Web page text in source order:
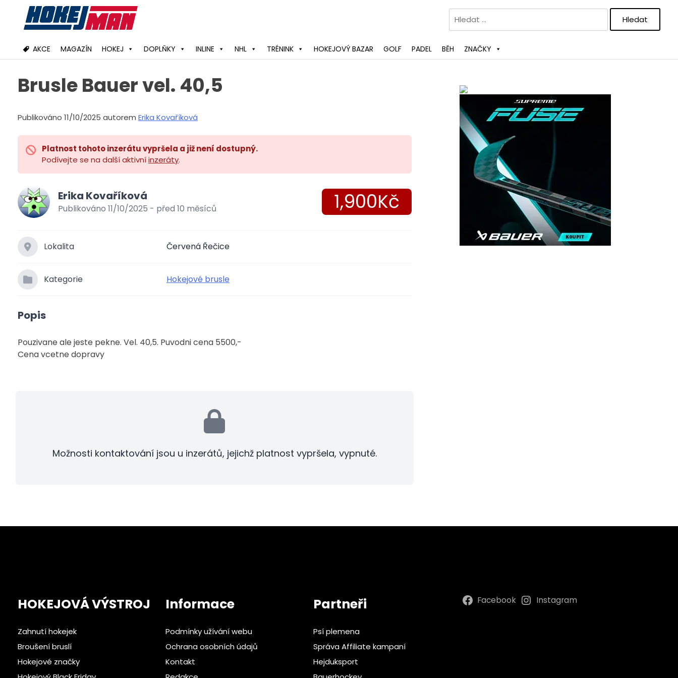
content
Vyhledávání
AKCE MAGAZÍN HOKEJ DOPLŇKY INLINE NHL TRÉNINK HOKEJOVÝ BAZAR GOLF PADEL BĚH ZNAČKY
Brusle Bauer vel. 40,5
Publikováno 11/10/2025 autorem Erika Kovaříková
Platnost tohoto inzerátu vypršela a již není dostupný.
Podívejte se na další aktivníinzeráty.
Erika Kovaříková
Publikováno 11/10/2025 - před 10 měsíců 1,900Kč
Lokalita Červená Řečice
Kategorie Hokejové brusle
Popis
Pouzivane ale jeste pekne. Vel. 40,5. Puvodni cena 5500,-
Cena vcetne dopravy
Možnosti kontaktování jsou u inzerátů, jejichž platnost vypršela, vypnuté.
HOKEJOVÁ VÝSTROJ
Zahnutí hokejek
Broušení bruslí
Hokejové značky
Informace
Podmínky užívání webu
Ochrana osobních údajů
Kontakt
Partneři
Psí plemena
Správa Affiliate kampaní
Hejduksport
Facebook Instagram